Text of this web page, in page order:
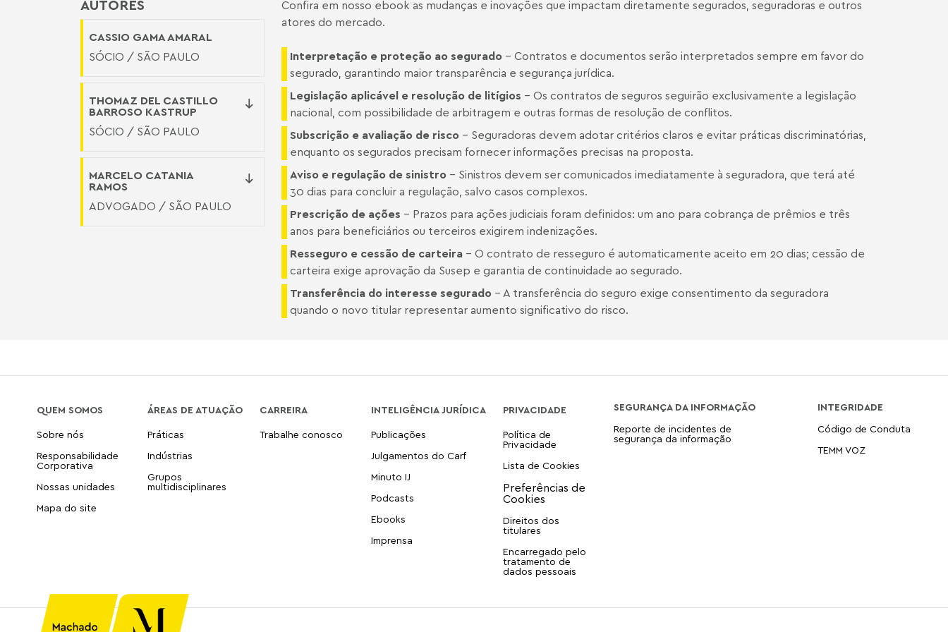
AUTORES
CASSIO GAMA AMARAL
SÓCIO / SÃO PAULO
THOMAZ DEL CASTILLO
BARROSO KASTRUP
SÓCIO / SÃO PAULO
MARCELO CATANIA
RAMOS
ADVOGADO / SÃO PAULO
Confira em nosso ebook as mudanças e inovações que impactam diretamente segurados, seguradoras e outros
atores do mercado.
Interpretação e proteção ao segurado – Contratos e documentos serão interpretados sempre em favor do
segurado, garantindo maior transparência e segurança jurídica.
Legislação aplicável e resolução de litígios – Os contratos de seguros seguirão exclusivamente a legislação
nacional, com possibilidade de arbitragem e outras formas de resolução de conflitos.
Subscrição e avaliação de risco – Seguradoras devem adotar critérios claros e evitar práticas discriminatórias,
enquanto os segurados precisam fornecer informações precisas na proposta.
Aviso e regulação de sinistro – Sinistros devem ser comunicados imediatamente à seguradora, que terá até
30 dias para concluir a regulação, salvo casos complexos.
Prescrição de ações – Prazos para ações judiciais foram definidos: um ano para cobrança de prêmios e três
anos para beneficiários ou terceiros exigirem indenizações.
Resseguro e cessão de carteira – O contrato de resseguro é automaticamente aceito em 20 dias; cessão de
carteira exige aprovação da Susep e garantia de continuidade ao segurado.
Transferência do interesse segurado – A transferência do seguro exige consentimento da seguradora
quando o novo titular representar aumento significativo do risco.
QUEM SOMOS
Sobre nós
Responsabilidade
Corporativa
Nossas unidades
Mapa do site
ÁREAS DE ATUAÇÃO
Práticas
Indústrias
Grupos
multidisciplinares
CARREIRA
Trabalhe conosco
INTELIGÊNCIA JURÍDICA
Publicações
Julgamentos do Carf
Minuto IJ
Podcasts
Ebooks
Imprensa
PRIVACIDADE
Política de
Privacidade
Lista de Cookies
Direitos dos
titulares
Encarregado pelo
tratamento de
dados pessoais
SEGURANÇA DA INFORMAÇÃO
Reporte de incidentes de
segurança da informação
INTEGRIDADE
Código de Conduta
TEMM VOZ